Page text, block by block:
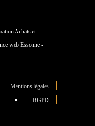
Achats et
web Essonne -
Mentions légales
RGPD